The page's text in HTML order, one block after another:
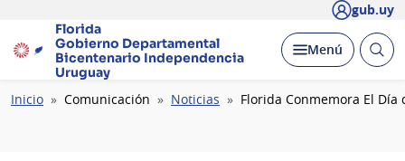
gub.uy
Florida
Gobierno Departamental
Bicentenario Independencia
Uruguay
Desplegar
Menú Abrir
Ruta
Inicio Comunicación Noticias Florida Conmemora El